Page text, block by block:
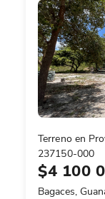
Terreno en
237150-000
$4 100
Bagaces,